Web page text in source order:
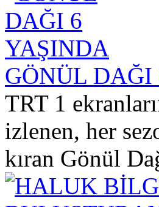
GÖNÜL
TRT 1
izlenen, her
kıran Gönül